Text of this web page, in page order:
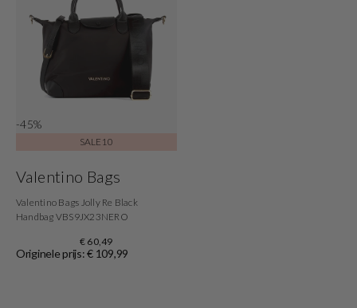
-45%
SALE10
Valentino Bags
Valentino Bags Jolly Re Black
Handbag VBS9JX23NERO
€ 60,49
Originele prijs: € 109,99